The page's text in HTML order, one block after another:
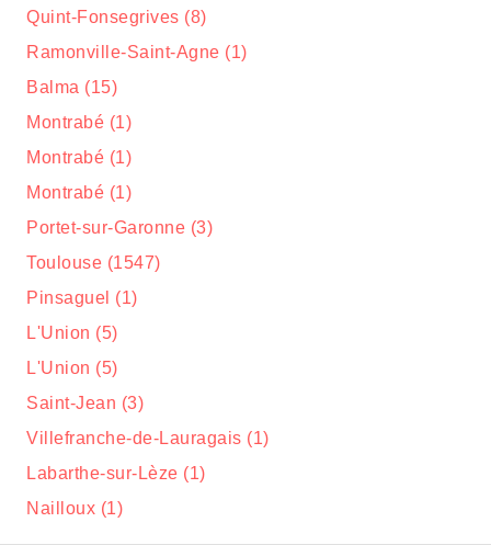
Quint-Fonsegrives (8)
Ramonville-Saint-Agne (1)
Balma (15)
Montrabé (1)
Montrabé (1)
Montrabé (1)
Portet-sur-Garonne (3)
Toulouse (1547)
Pinsaguel (1)
L'Union (5)
L'Union (5)
Saint-Jean (3)
Villefranche-de-Lauragais (1)
Labarthe-sur-Lèze (1)
Nailloux (1)